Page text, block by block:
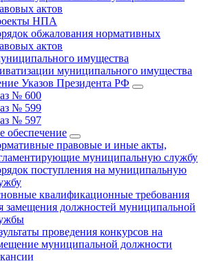
актов
НПА
обжалования нормативных
актов
имущества
муниципального имущества
Указов Президента РФ
№ 600
№ 599
№ 597
обеспечение
правовые и иные акты,
муниципальную службу
поступления на муниципальную
квалификационные требования
замещения должностей муниципальной
проведения конкурсов на
муниципальной должности